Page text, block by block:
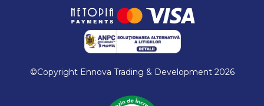
©Copyright Ennova Trading & Development 2026